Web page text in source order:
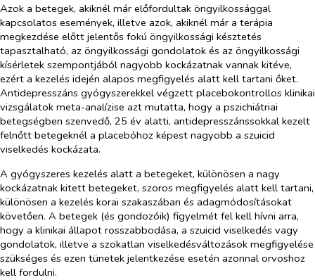
Azok a betegek, akiknél már előfordultak öngyilkossággal
kapcsolatos események, illetve azok, akiknél már a terápia
megkezdése előtt jelentős fokú öngyilkossági késztetés
tapasztalható, az öngyilkossági gondolatok és az öngyilkossági
kísérletek szempontjából nagyobb kockázatnak vannak kitéve,
ezért a kezelés idején alapos megfigyelés alatt kell tartani őket.
Antidepresszáns gyógyszerekkel végzett placebokontrollos klinikai
vizsgálatok meta-analízise azt mutatta, hogy a pszichiátriai
betegségben szenvedő, 25 év alatti, antidepresszánssokkal kezelt
felnőtt betegeknél a placebóhoz képest nagyobb a szuicid
viselkedés kockázata.
A gyógyszeres kezelés alatt a betegeket, különösen a nagy
kockázatnak kitett betegeket, szoros megfigyelés alatt kell tartani,
különösen a kezelés korai szakaszában és adagmódosításokat
követően. A betegek (és gondozóik) figyelmét fel kell hívni arra,
hogy a klinikai állapot rosszabbodása, a szuicid viselkedés vagy
gondolatok, illetve a szokatlan viselkedésváltozások megfigyelése
szükséges és ezen tünetek jelentkezése esetén azonnal orvoshoz
kell fordulni.